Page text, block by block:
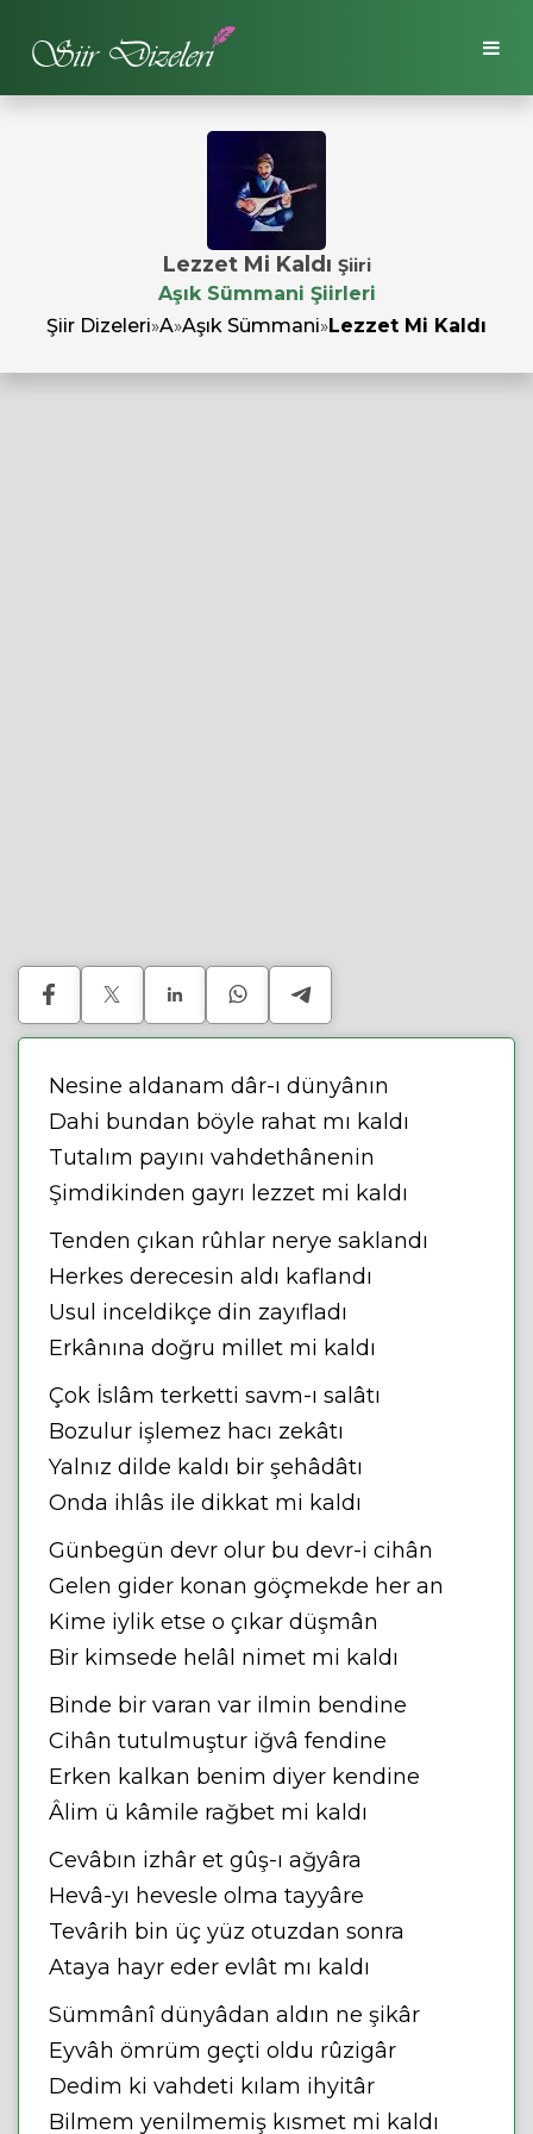
Lezzet Mi Kaldı Şiiri
Aşık Sümmani Şiirleri
Şiir Dizeleri»A»Aşık Sümmani»Lezzet Mi Kaldı
Nesine aldanam dâr-ı dünyânın
Dahi bundan böyle rahat mı kaldı
Tutalım payını vahdethânenin
Şimdikinden gayrı lezzet mi kaldı
Tenden çıkan rûhlar nerye saklandı
Herkes derecesin aldı kaflandı
Usul inceldikçe din zayıfladı
Erkânına doğru millet mi kaldı
Çok İslâm terketti savm-ı salâtı
Bozulur işlemez hacı zekâtı
Yalnız dilde kaldı bir şehâdâtı
Onda ihlâs ile dikkat mi kaldı
Günbegün devr olur bu devr-i cihân
Gelen gider konan göçmekde her an
Kime iylik etse o çıkar düşmân
Bir kimsede helâl nimet mi kaldı
Binde bir varan var ilmin bendine
Cihân tutulmuştur iğvâ fendine
Erken kalkan benim diyer kendine
Âlim ü kâmile rağbet mi kaldı
Cevâbın izhâr et gûş-ı ağyâra
Hevâ-yı hevesle olma tayyâre
Tevârih bin üç yüz otuzdan sonra
Ataya hayr eder evlât mı kaldı
Sümmânî dünyâdan aldın ne şikâr
Eyvâh ömrüm geçti oldu rûzigâr
Dedim ki vahdeti kılam ihyitâr
Bilmem yenilmemiş kısmet mi kaldı